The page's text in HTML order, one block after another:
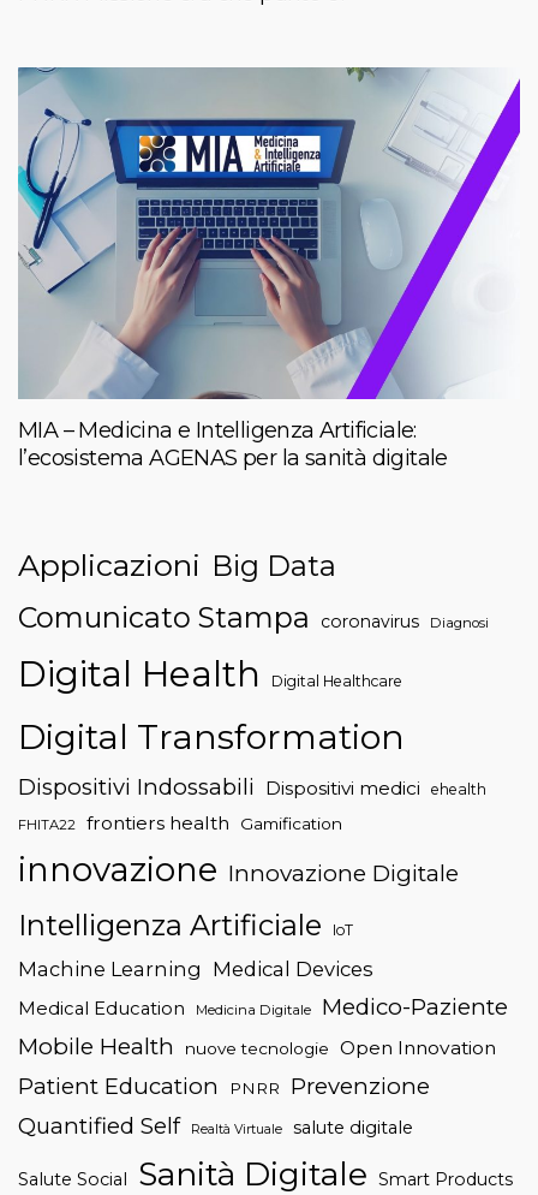
MIA – Medicina e Intelligenza Artificiale:
l’ecosistema AGENAS per la sanità digitale
Applicazioni Big Data
Comunicato Stampa
coronavirus Diagnosi
Digital Health Digital Healthcare
Digital Transformation
Dispositivi Indossabili Dispositivi medici ehealth
FHITA22 frontiers health Gamification
innovazione Innovazione Digitale
Intelligenza Artificiale IoT
Machine Learning Medical Devices
Medical Education Medicina Digitale
Medico-Paziente
Mobile Health
nuove tecnologie Open Innovation
Patient Education PNRR
Prevenzione
Quantified Self
Realtà Virtuale salute digitale
Salute Social Sanità Digitale Smart Products